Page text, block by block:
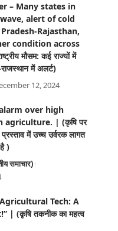
– Many states in
alert of cold
Rajasthan,
condition across
मौसम: कई राज्यों में
में अलर्ट)
12, 2024
over high
| (कृषि पर
में उच्च उर्वरक लागत
)
समाचार)
Tech: A
| (कृषि तकनीक का महत्व